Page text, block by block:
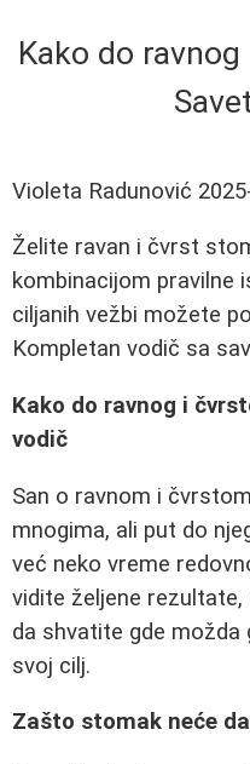
Kako do
Violeta Radunović
Želite ravan i čvrst
kombinacijom pravilne
ciljanih vežbi možete
Kompletan vodič sa
Kako do ravnog i
vodič
San o ravnom i
mnogima, ali put do
već neko vreme
vidite željene
da shvatite gde
svoj cilj.
Zašto stomak neće